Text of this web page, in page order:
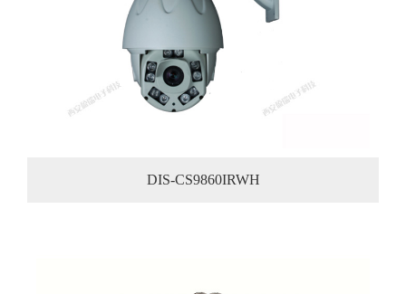
DIS-CS9860IRWH